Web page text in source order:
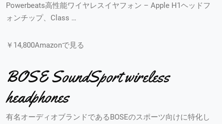
Powerbeats高性能ワイヤレスイヤフォン – Apple H1ヘッドフ
ォンチップ、Class …
￥14,800Amazonで見る
BOSE SoundSport wireless
headphones
有名オーディオブランドであるBOSEのスポーツ向けに特化し